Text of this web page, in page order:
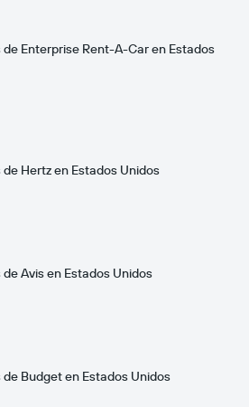
Enterprise Rent-A-Car en Estados
Hertz en Estados Unidos
Avis en Estados Unidos
Budget en Estados Unidos